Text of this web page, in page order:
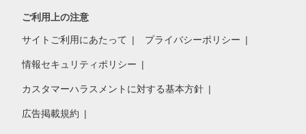
ご利用上の注意
サイトご利用にあたって プライバシーポリシー
情報セキュリティポリシー
カスタマーハラスメントに対する基本方針
広告掲載規約